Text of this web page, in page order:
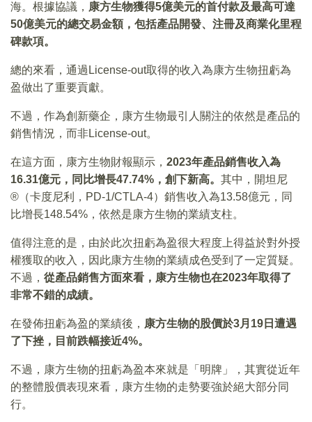
海。根據協議， 康方生物獲得5億美元的首付款及最高可達
50億美元的總交易金額，包括產品開發、注冊及商業化里程
碑款項。
總的來看，通過License-out取得的收入為康方生物扭虧為
盈做出了重要貢獻。
不過，作為創新藥企，康方生物最引人關注的依然是產品的
銷售情況，而非License-out。
在這方面，康方生物財報顯示， 2023年產品銷售收入為
16.31億元，同比增長47.74%，創下新高。 其中，開坦尼
®（卡度尼利，PD-1/CTLA-4）銷售收入為13.58億元，同
比增長148.54%，依然是康方生物的業績支柱。
值得注意的是，由於此次扭虧為盈很大程度上得益於對外授
權獲取的收入，因此康方生物的業績成色受到了一定質疑。
不過， 從產品銷售方面來看，康方生物也在2023年取得了
非常不錯的成績。
在發佈扭虧為盈的業績後， 康方生物的股價於3月19日遭遇
了下挫，目前跌幅接近4%。
不過，康方生物的扭虧為盈本來就是「明牌」，其實從近年
的整體股價表現來看，康方生物的走勢要強於絕大部分同
行。